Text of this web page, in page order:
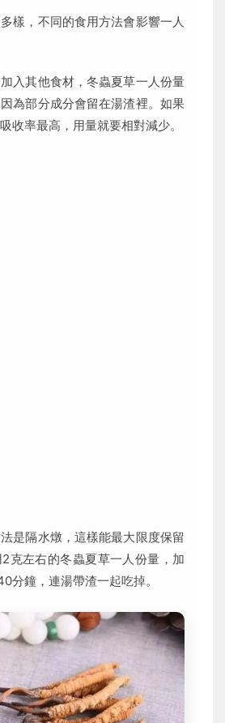
樣，不同的食用方法會影響一人
入其他食材，冬蟲夏草一人份量
為部分成分會留在湯渣裡。如果
收率最高，用量就要相對減少。
是隔水燉，這樣能最大限度保留
克左右的冬蟲夏草一人份量，加
分鐘，連湯帶渣一起吃掉。